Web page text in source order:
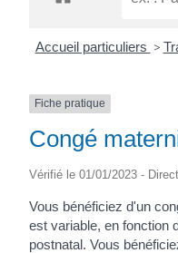
SAINT-
(17430)
Accueil particuliers >
Fiche pratique
Congé
Vérifié le 01/01/2023 -
Vous bénéficiez d'un
est variable, en fonction
postnatal. Vous